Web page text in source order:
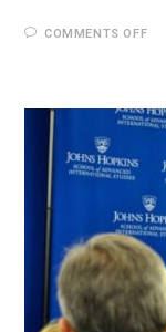
COMMENTS OFF